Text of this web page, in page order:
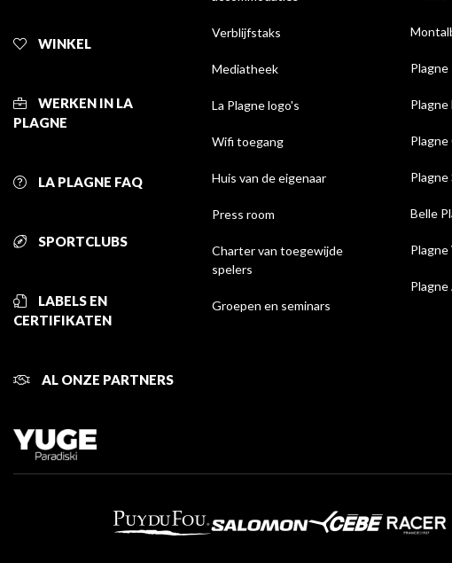
WINKEL
WERKEN IN LA
PLAGNE
LA PLAGNE FAQ
SPORTCLUBS
LABELS EN
CERTIFIKATEN
AL ONZE PARTNERS
Verblijfstaks
Mediatheek
La Plagne logo's
Wifi toegang
Huis van de eigenaar
Press room
Charter van toegewijde
spelers
Groepen en seminars
Plagne
Plagne
Belle
Plagne